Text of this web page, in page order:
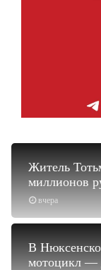
вчера
Житель
миллионов
В
мотоцикл —